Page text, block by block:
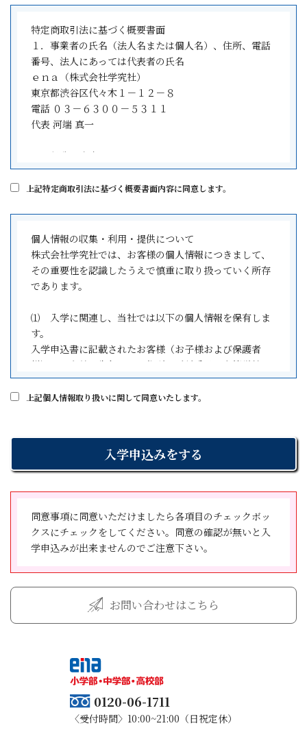
務を提供します。
2 甲は、乙に対して毎月、所定の授業料と、月額維持費
を所定の期日までに支払うものとします。
また、塾内模試費1年分を所定の期日までに一括で支払う
ものとします。
(学習指導の形態)
第3条 入学申し込みフォーム記載の指導形態について
一 スーパーマイコース・受験スーパーマイコース・マイ
コース・受験マイコース・αAコース・受験αAコース・αB
コース・受験αBコースは、1人の講師が1人の生徒に対し
二 スーパーミニコース・受験スーパーミニコース・ミニ
対して1コマ80分の個別学習指導を行うものとします。
三 (受験)スーパーマイコース・(受験)スーパーミニコース
は、一、二の他に月4回までのオンラインでの自宅学習サ
ポートが受けられるものとします。
割をお選びいただけます。
五 グループコースは、1人の講師が複数名の生徒に対して
1コマ80分の一斉学習指導を行うものとします。
甲の都合により、指導予定日に受講できない場合、当月
するコース、担当講師による候補日の中から振替授業を
選ぶことができます。
し込みフォームに記載した日とし、所定の校舎において
学習指導がなされている限り、現実の受講の有無を問わ
ないものとします。
(学習指導の実施場所)
学習指導を行います。但し、やむをえない事情がある場
合には、両者合意の上、他の場所に移動することがあり
(学習指導期間と契約期間)
第6条 学習指導の期間は、入学申し込みフォームに記載
された契約期間内とします。契約内容・期間に変更が生
じた場合には、両者合意の確認のため、新たな契約書を
特定商取引法に基づく概要書面
１．事業者の氏名（法人名または個人名）、住所、電話
番号、法人にあっては代表者の氏名
ｅｎａ（株式会社学究社）
東京都渋谷区代々木１－１２－８
電話 ０３－６３００－５３１１
代表 河端 真一
２．役務の内容
小学生・中学生・高校生を対象とした学習指導
ればならない金銭の概算額
別紙の諸費用一覧をご覧ください。
４．［３］の金銭の支払時期、方法
受講開始日までに初回納入金を弊社の指定口座へお振込
替またはクレジットカード決済にてご請求いたします。
５．役務の提供期間
本科登録書・入学申込書（契約書）記載の期間となりま
す。
れば、書面により契約の解除（クーリング・オフ）をす
ることができます。
②．契約者は、学究社が特定商取引法(以下「法」といい
項につき不実のことを告げる行為をしたことにより誤認
をし、又は学究社が法第44 条第３項の規定に違反して威
迫したことにより困惑し、これらによって法第48 条第１
面を契約者が受領した日から起算して８日を経過するま
では、契約者は書面によって契約を解除することができ
を記載した書面を発信した時より成立します。
④．①に記す契約の解除については、手数料は不要と
し、契約者は損害賠償又は違約金の支払いを請求される
ことはありません。
上記特定商取引法に基づく概要書面内容に同意します。
個人情報の収集・利用・提供について
株式会社学究社では、お客様の個人情報につきまして、
その重要性を認識したうえで慎重に取り扱っていく所存
であります。
⑴ 入学に関連し、当社では以下の個人情報を保有しま
す。
入学申込書に記載されたお客様（お子様および保護者
様）のお名前・生年月日・住所・電話番号・在籍学校
名・学年および金融機関の口座情報を収集しています。
①お客様に対するサービス向上のため
②学習全般、安全管理、学習相談、進路指導のため
③金融機関にお支払いに関する手続きを依頼するため
⑶ 個人情報の管理
株式会社学究社は、お客様の個人情報を適切に取り扱
い、厳重な管理、維持に努めます。また、外部からの不
正アクセスや個人情報の紛失、破壊、改ざん及び漏えい
等のリスクに対して、技術面及び組織面においても適切
かつ合理的なレベルの安全対策、予防措置を講じるよう
ご提供いただいた個人情報はお客様の同意なく第三者へ
開示されることはありません。ただし、法令により開示
を求められた場合は、お客様の承諾なく個人情報を提供
することがあります。
上記個人情報取り扱いに関して同意いたします。
同意事項に同意いただけましたら各項目のチェックボッ
クスにチェックをしてください。同意の確認が無いと入
学申込みが出来ませんのでご注意下さい。
お問い合わせはこちら
0120-06-1711
〈受付時間〉10:00~21:00（日祝定休）